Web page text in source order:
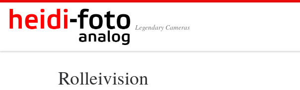
Zum Inhalt springen
Legendary Cameras
Rolleivision